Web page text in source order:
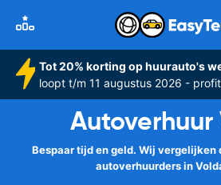
Tot 20% korting op huurauto's
loopt t/m 11 augustus 2026 -
Autoverhuur
Bespaar tijd en geld. Wij vergelijken
autoverhuurders in